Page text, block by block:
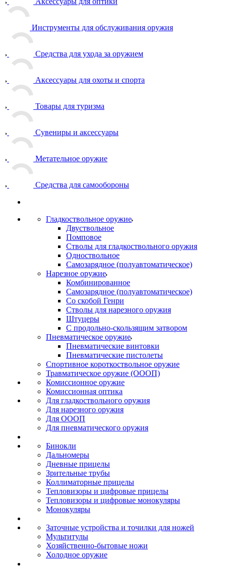
Инструменты для обслуживания оружия
Средства для ухода за оружием
Аксессуары для охоты и спорта
Товары для туризма
Сувениры и аксессуары
Метательное оружие
Средства для самообороны
Гладкоствольное оружие
Двуствольное
Помповое
Стволы для гладкоствольного оружия
Одноствольное
Самозарядное (полуавтоматическое)
Нарезное оружие
Комбинированное
Самозарядное (полуавтоматическое)
Со скобой Генри
Стволы для нарезного оружия
Штуцеры
С продольно-скользящим затвором
Пневматическое оружие
Пневматические винтовки
Пневматические пистолеты
Спортивное короткоствольное оружие
Травматическое оружие (ОООП)
Комиссионное оружие
Комиссионная оптика
Для гладкоствольного оружия
Для нарезного оружия
Для ОООП
Для пневматического оружия
Бинокли
Дальномеры
Дневные прицелы
Зрительные трубы
Коллиматорные прицелы
Тепловизоры и цифровые прицелы
Тепловизоры и цифровые монокуляры
Монокуляры
Заточные устройства и точилки для ножей
Мультитулы
Хозяйственно-бытовые ножи
Холодное оружие